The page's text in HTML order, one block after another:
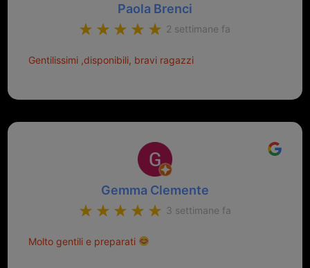
Paola Brenci
2 settimane fa
Gentilissimi ,disponibili, bravi ragazzi
Gemma Clemente
3 settimane fa
Molto gentili e preparati